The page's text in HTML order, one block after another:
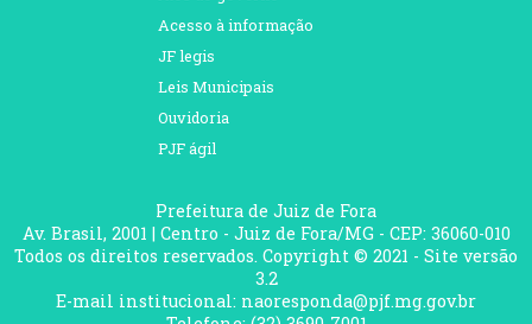
Acesso à informação
JF legis
Leis Municipais
Ouvidoria
PJF ágil
Prefeitura de Juiz de Fora
Av. Brasil, 2001 | Centro - Juiz de Fora/MG - CEP: 36060-010
Todos os direitos reservados. Copyright © 2021 - Site versão
3.2
E-mail institucional: naoresponda@pjf.mg.gov.br